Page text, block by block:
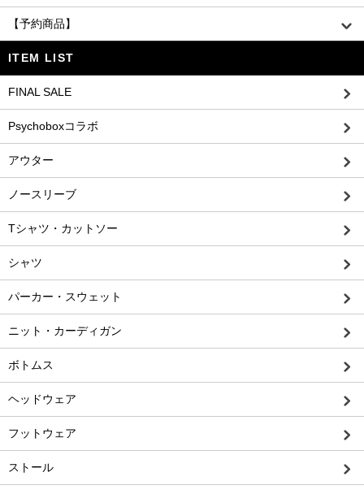
【予約商品】
ITEM LIST
FINAL SALE
Psychoboxコラボ
アウター
ノースリーブ
Tシャツ・カットソー
シャツ
パーカー・スウェット
ニット・カーディガン
ボトムス
ヘッドウェア
フットウェア
ストール